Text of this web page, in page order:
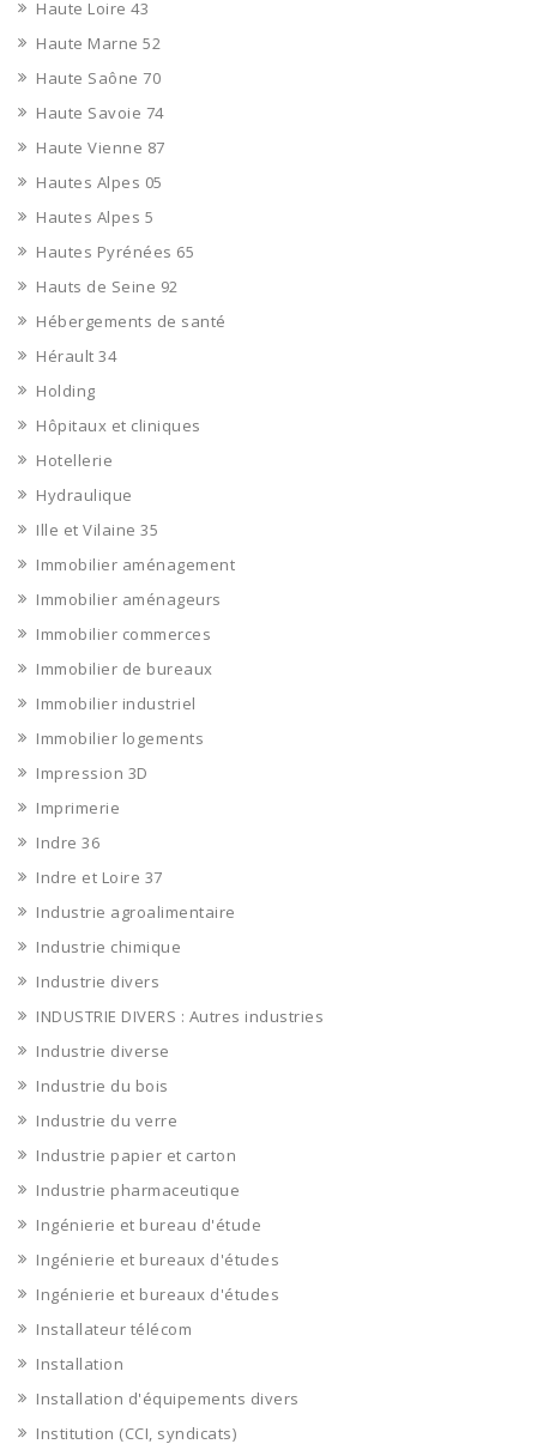
Haute Loire 43
Haute Marne 52
Haute Saône 70
Haute Savoie 74
Haute Vienne 87
Hautes Alpes 05
Hautes Alpes 5
Hautes Pyrénées 65
Hauts de Seine 92
Hébergements de santé
Hérault 34
Holding
Hôpitaux et cliniques
Hotellerie
Hydraulique
Ille et Vilaine 35
Immobilier aménagement
Immobilier aménageurs
Immobilier commerces
Immobilier de bureaux
Immobilier industriel
Immobilier logements
Impression 3D
Imprimerie
Indre 36
Indre et Loire 37
Industrie agroalimentaire
Industrie chimique
Industrie divers
INDUSTRIE DIVERS : Autres industries
Industrie diverse
Industrie du bois
Industrie du verre
Industrie papier et carton
Industrie pharmaceutique
Ingénierie et bureau d'étude
Ingénierie et bureaux d'études
Ingénierie et bureaux d'études
Installateur télécom
Installation
Installation d'équipements divers
Institution (CCI, syndicats)